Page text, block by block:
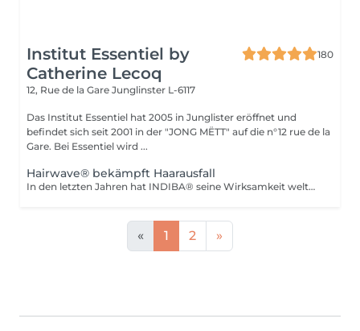
Institut Essentiel by
Catherine Lecoq
180
12, Rue de la Gare Junglinster L-6117
Das Institut Essentiel hat 2005 in Junglister eröffnet und
befindet sich seit 2001 in der "JONG MËTT" auf die n°12 rue de la
Gare. Bei Essentiel wird ...
Hairwave® bekämpft Haarausfall
In den letzten Jahren hat INDIBA® seine Wirksamkeit weltweit bewiesem in der Bekämpfung von Haarausfall. Die Technologie stärkt die Haarwurzeln und stimuliert den Wachstum von Haaren. Durch die Tiefwirkung erfolgt ein erhöhte Durchblutung und Zufuhr an Sauerstoff das dazu führt dass Haare wieder wachsen. Die Ergebnissen sind sichtbar nach zirka 4 Behandlungen. 10-12 Behandliungen sind notwendig um dauerhafte Resultate zu bekommen. Überzeugen sie sich selbst Instagram/Facebook Indiba Deep Beauty France
« 1 2 »